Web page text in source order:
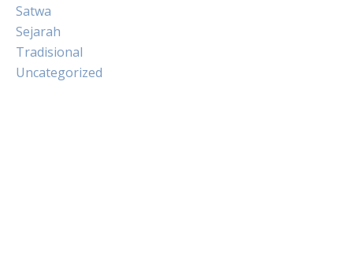
Satwa
Sejarah
Tradisional
Uncategorized